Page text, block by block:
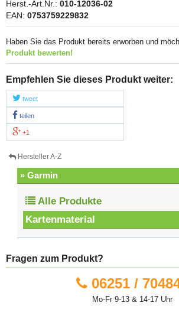
Herst.-Art.Nr.: 010-12036-02
EAN: 0753759229832
Haben Sie das Produkt bereits erworben und
Produkt bewerten!
Empfehlen Sie dieses Produkt weiter:
tweet
teilen
+1
Hersteller A-Z
» Garmin
Alle Produkte
Kartenmaterial
Fragen zum Produkt?
06251 /
Mo-Fr 9-13 & 14-17 Uhr